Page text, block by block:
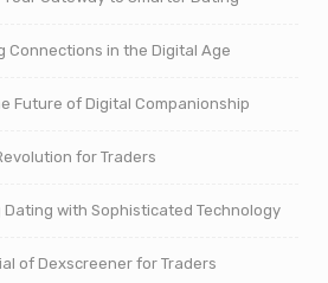
Connections in the Digital Age
Future of Digital Companionship
for Traders
Dating with Sophisticated Technology
of Dexscreener for Traders